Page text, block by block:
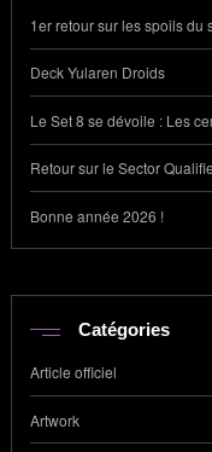
1er retour sur les spoils du
Deck Yularen Droids
Le Set 8 se dévoile : Les
Retour sur le Sector
Bonne année 2026 !
Catégories
Article officiel
Artwork